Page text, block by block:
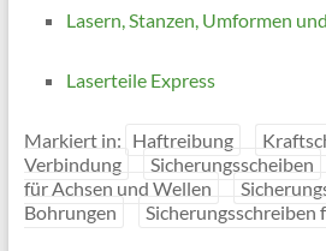
Lasern, Stanzen, Umformen
Laserteile Express
Markiert in: Haftreibung
Verbindung
Sicherungsscheiben
für Achsen und Wellen
Bohrungen
Sicherungsschreiben